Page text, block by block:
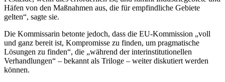
Häfen von den Maßnahmen aus, die für empfindliche Gebiete
gelten“, sagte sie.
Die Kommissarin betonte jedoch, dass die EU-Kommission „voll
und ganz bereit ist, Kompromisse zu finden, um pragmatische
Lösungen zu finden“, die „während der interinstitutionellen
Verhandlungen“ – bekannt als Triloge – weiter diskutiert werden
können.